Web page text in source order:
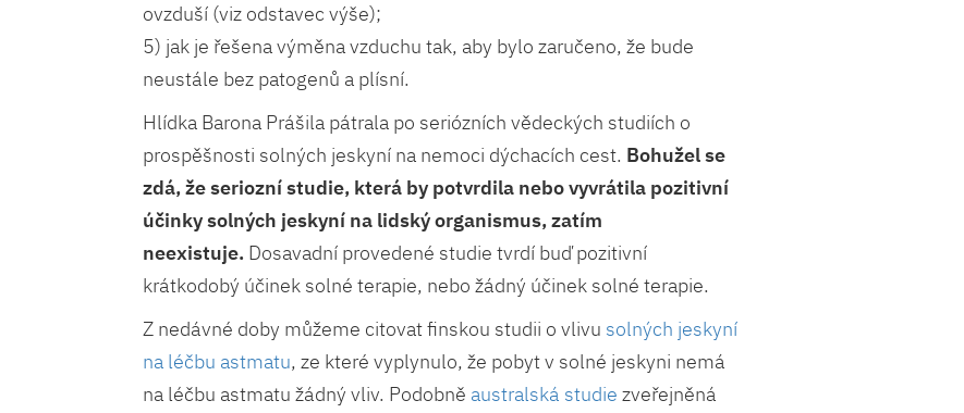
ovzduší (viz odstavec výše);
5) jak je řešena výměna vzduchu tak, aby bylo zaručeno, že bude
neustále bez patogenů a plísní.
Hlídka Barona Prášila pátrala po seriózních vědeckých studiích o
prospěšnosti solných jeskyní na nemoci dýchacích cest. Bohužel se
zdá, že seriozní studie, která by potvrdila nebo vyvrátila pozitivní
účinky solných jeskyní na lidský organismus, zatím
neexistuje. Dosavadní provedené studie tvrdí buď pozitivní
krátkodobý účinek solné terapie, nebo žádný účinek solné terapie.
Z nedávné doby můžeme citovat finskou studii o vlivu solných jeskyní
na léčbu astmatu, ze které vyplynulo, že pobyt v solné jeskyni nemá
na léčbu astmatu žádný vliv. Podobně australská studie zveřejněná